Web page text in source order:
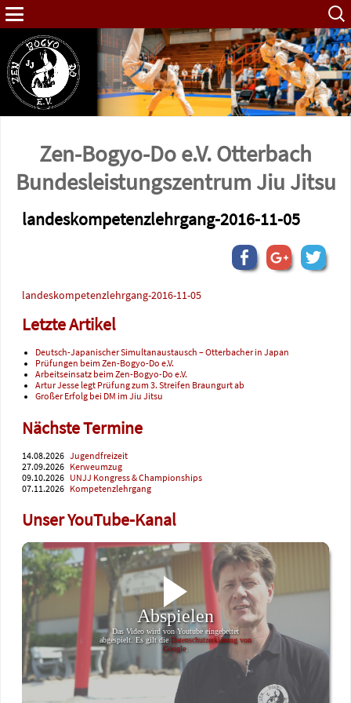
Suche
nach:
Zen-Bogyo-Do e.V. Otterbach
Bundes­leistungs­zentrum Jiu Jitsu
landeskompetenzlehrgang-2016-11-05
landeskompetenzlehrgang-2016-11-05
Letzte Artikel
Deutsch-Japanischer Simultanaustausch – Otterbacher in Japan
Prüfungen beim Zen-Bogyo-Do e.V.
Arbeitseinsatz beim Zen-Bogyo-Do e.V.
Artur Jesse legt Prüfung zum 3. Streifen Braungurt ab
Großer Erfolg bei DM im Jiu Jitsu
Nächste Termine
14.08.2026 Jugendfreizeit
27.09.2026 Kerweumzug
09.10.2026 UNJJ Kongress & Championships
07.11.2026 Kompetenzlehrgang
Unser YouTube-Kanal